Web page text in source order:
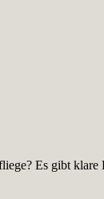
Es gibt